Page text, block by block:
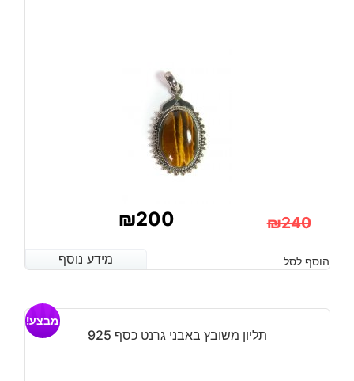
₪240
המקורי
היה:
₪240.
₪200
הנוכחי
הוא:
₪200.
מידע נוסף הוסף לסל מידע נוסף
תליון משובץ באבני גרנט כסף 925
מבצע!